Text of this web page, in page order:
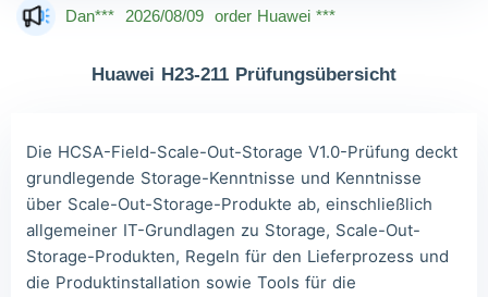
Dan*** 2026/08/09 order Huawei ***
Lia*** 2026/08/09 order Huawei ***
Wil*** 2026/08/09 order Huawei ***
Luc*** 2026/08/09 order Huawei ***
Huawei H23-211 Prüfungsübersicht
Die HCSA-Field-Scale-Out-Storage V1.0-Prüfung deckt
grundlegende Storage-Kenntnisse und Kenntnisse
über Scale-Out-Storage-Produkte ab, einschließlich
allgemeiner IT-Grundlagen zu Storage, Scale-Out-
Storage-Produkten, Regeln für den Lieferprozess und
die Produktinstallation sowie Tools für die